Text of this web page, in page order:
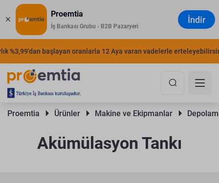
Proemtia
İş Bankası Grubu - B2B Pazaryeri
İndir
%3,99'dan başlayan oranlarla 12 Aya varan vadelerle erteleyebilirsiniz.
Proemtia Ürünler Makine ve Ekipmanlar
Akümülasyon Tankı